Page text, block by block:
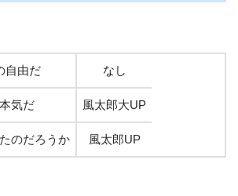
自由だ なし
気だ 風太郎大UP
のだろうか 風太郎UP